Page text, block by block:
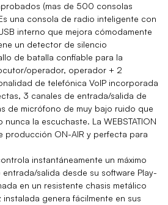
(mas de 500 consolas
una consola de radio inteligente con
interno que mejora cómodamente
un detector de silencio
de batalla confiable para la
operador, operador + 2
de telefónica VoIP incorporada
3 canales de entrada/salida de
de micrófono de muy bajo ruido que
la escuchaste. La WEBSTATION
producción ON-AIR y perfecta para
instantáneamente un máximo
salida desde su software Play-
en un resistente chasis metálico
genera fácilmente en sus